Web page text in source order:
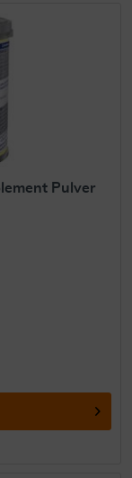
Pulver